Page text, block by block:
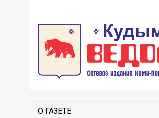
О ГАЗЕТЕ